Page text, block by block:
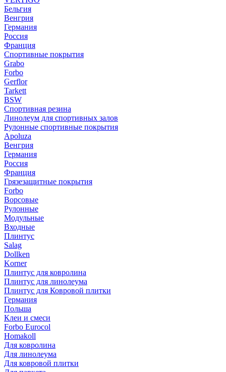
Бельгия
Венгрия
Германия
Россия
Франция
Спортивные покрытия
Grabo
Forbo
Gerflor
Tarkett
BSW
Спортивная резина
Линолеум для спортивных залов
Рулонные спортивные покрытия
Apoluza
Венгрия
Германия
Россия
Франция
Грязезащитные покрытия
Forbo
Ворсовые
Рулонные
Модульные
Входные
Плинтус
Salag
Dollken
Korner
Плинтус для ковролина
Плинтус для линолеума
Плинтус для Ковровой плитки
Германия
Польша
Клеи и смеси
Forbo Eurocol
Homakoll
Для ковролина
Для линолеума
Для ковровой плитки